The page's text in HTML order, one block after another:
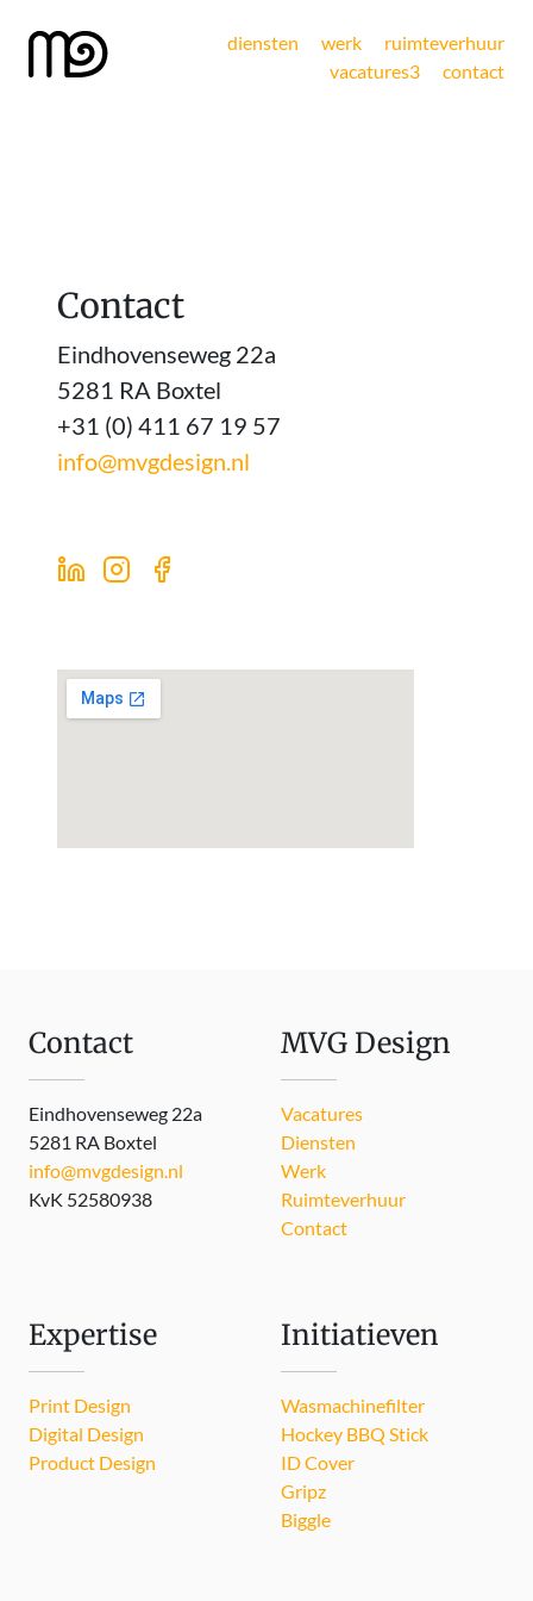
diensten werk
ruimteverhuur
vacatures3 contact
Contact
Eindhovenseweg 22a
5281 RA Boxtel
+31 (0) 411 67 19 57
info@mvgdesign.nl
Contact
Eindhovenseweg 22a
5281 RA Boxtel
info@mvgdesign.nl
KvK 52580938
MVG Design
Vacatures
Diensten
Werk
Ruimteverhuur
Contact
Expertise
Print Design
Digital Design
Product Design
Initiatieven
Wasmachinefilter
Hockey BBQ Stick
ID Cover
Gripz
Biggle